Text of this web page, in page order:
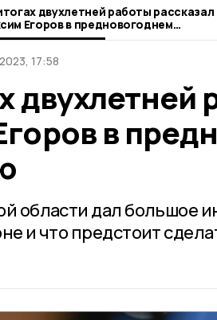
двухлетней работы рассказал
Егоров в предновогоднем
17:58
двухлетней
в
области дал большое
и что предстоит